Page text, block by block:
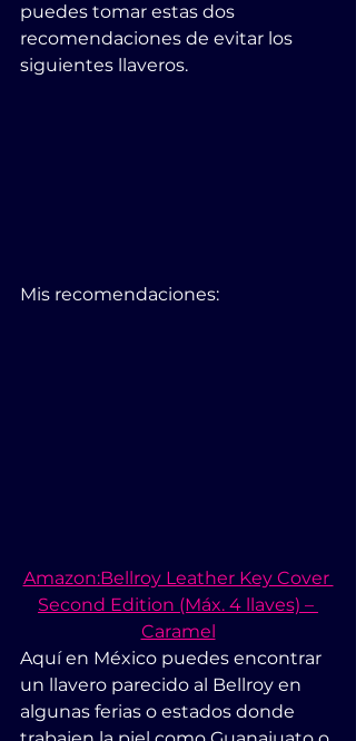
puedes tomar estas dos
recomendaciones de evitar los
siguientes llaveros.
Mis recomendaciones:
Amazon:Bellroy Leather Key Cover
Second Edition (Máx. 4 llaves) –
Caramel
Aquí en México puedes encontrar
un llavero parecido al Bellroy en
algunas ferias o estados donde